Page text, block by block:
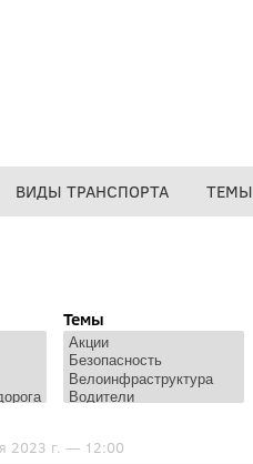
ВИДЫ ТРАНСПОРТА ТЕМЫ
Темы
2023 г. — 12:00